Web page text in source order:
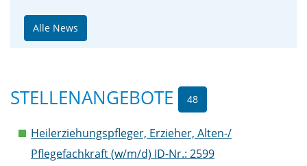
Alle News
STELLENANGEBOTE 48
Heilerziehungspfleger, Erzieher, Alten-/
Pflegefachkraft (w/m/d) ID-Nr.: 2599